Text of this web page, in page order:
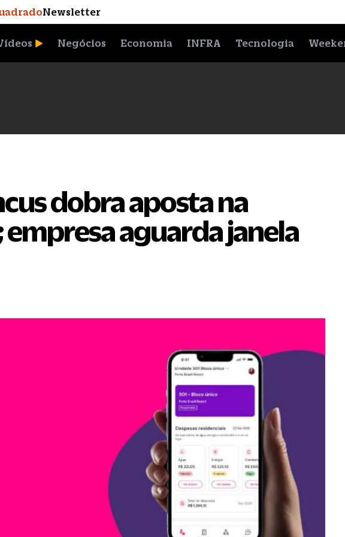
Newsletter
Negócios Economia INFRA Tecnologia
dobra aposta na
aguarda janela